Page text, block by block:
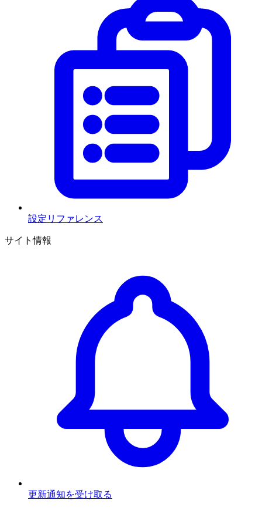
設定リファレンス
サイト情報
更新通知を受け取る